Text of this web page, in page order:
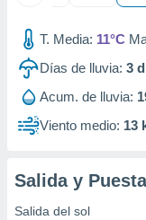
de
1199
T. Media: 11°C
Días de lluvia: 3
Acum. de lluvia:
Viento medio: 13
Salida y
Salida del sol